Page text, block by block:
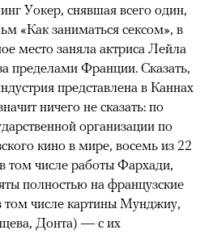
Уокер, снявшая всего один,
«Как заниматься сексом», в
место заняла актриса Лейла
пределами Франции. Сказать,
представлена в Каннах
ничего не сказать: по
организации по
кино в мире, восемь из 22
том числе работы Фархади,
полностью на французские
том числе картины Мунджиу,
Донта) — с их